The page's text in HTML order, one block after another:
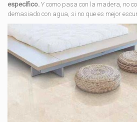
específico. Y como pasa con la madera, no
demasiado con agua, si no que es mejor